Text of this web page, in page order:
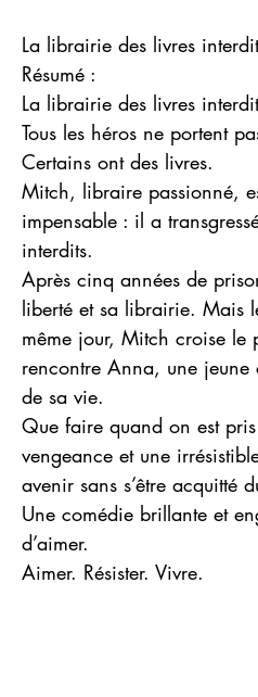
La librairie des livres
Résumé :
La librairie des livres
Tous les héros ne portent
Certains ont des livres.
Mitch, libraire passionné,
impensable : il a
interdits.
Après cinq années de
liberté et sa librairie. Mais
même jour, Mitch croise le
rencontre Anna, une
de sa vie.
Que faire quand on est
vengeance et une
avenir sans s’être acquitté
Une comédie brillante et
d’aimer.
Aimer. Résister. Vivre.